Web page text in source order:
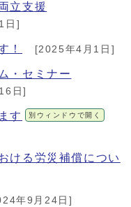
立支援
日]
！ [2025年4月1日]
・セミナー
日]
す 別ウィンドウで開く
ける労災補償につい
年9月24日]